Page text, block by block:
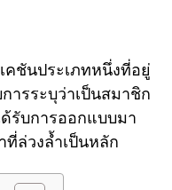
คชันประเภทหนึ่งที่อยู่
ารระบุว่าเป็นสมาชิก
รับการออกแบบมา
ล่วงล้ำเป็นหลัก